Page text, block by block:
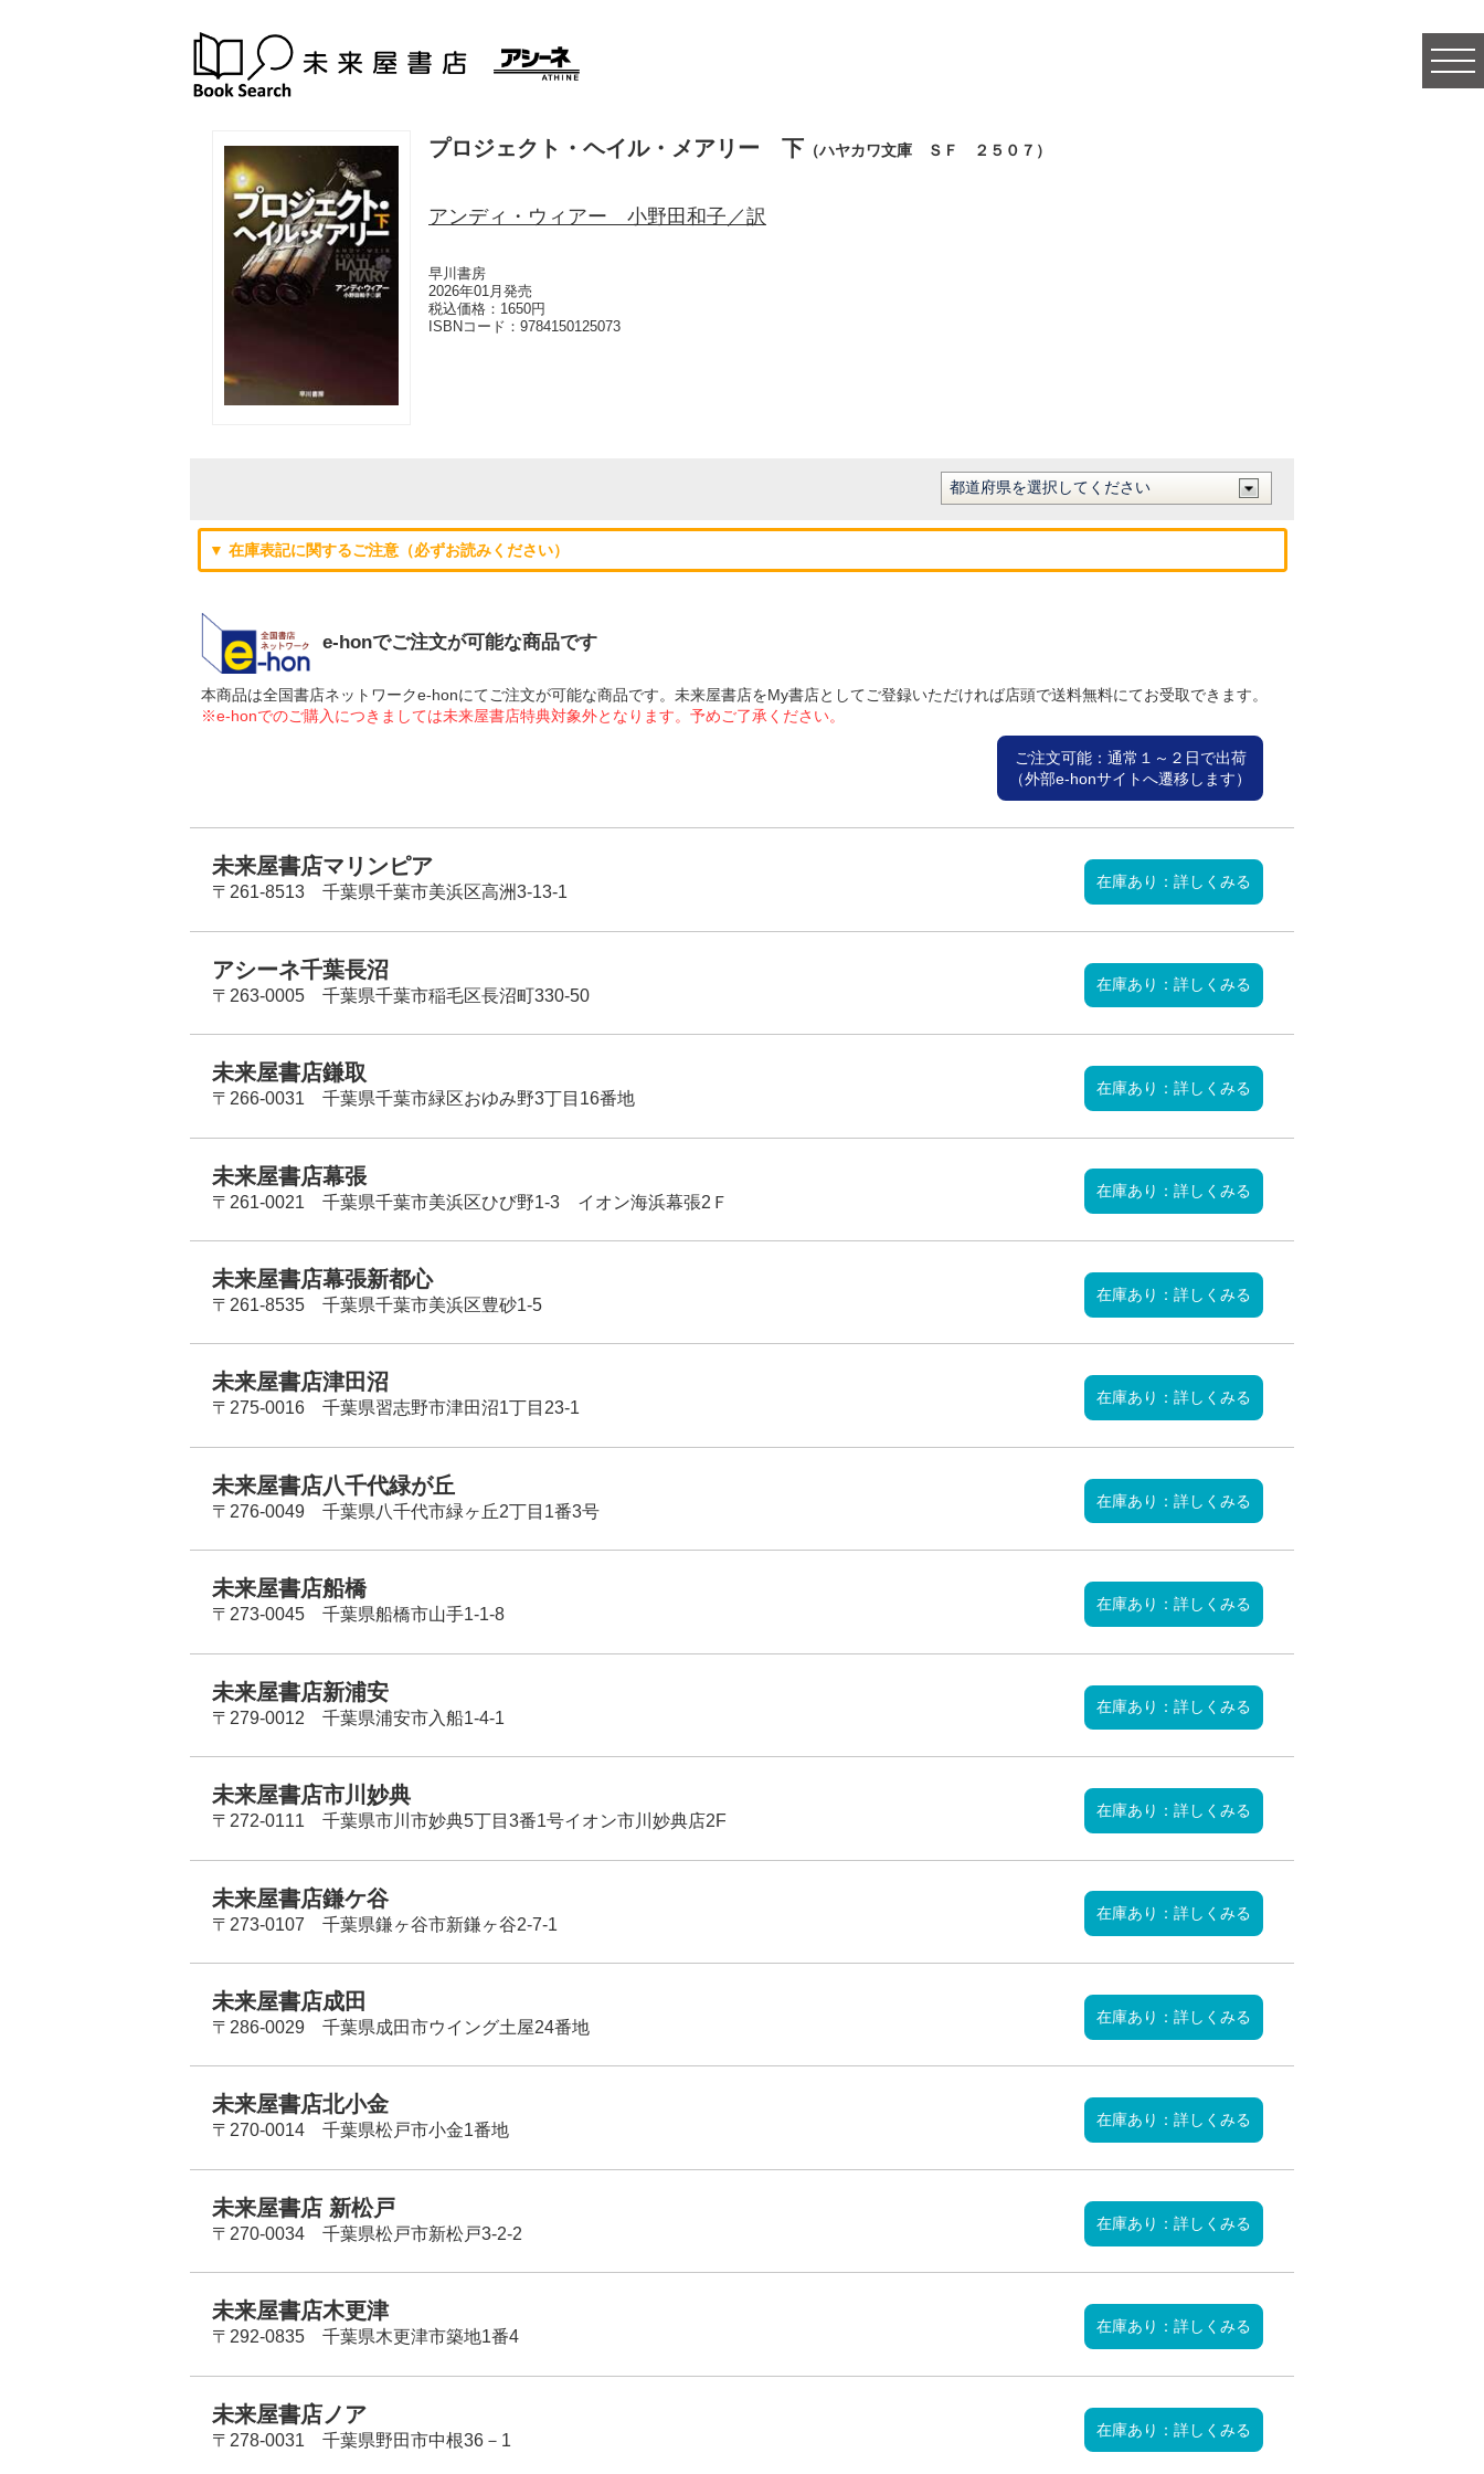
プロジェクト・ヘイル・メアリー 下 （ハヤカワ文庫 ＳＦ ２５０７）
アンディ・ウィアー 小野田和子／訳
早川書房
2026年01月発売
税込価格：1650円
ISBNコード： 9784150125073
▼ 在庫表記に関するご注意（必ずお読みください）
e-honでご注文が可能な商品です
本商品は全国書店ネットワークe-honにてご注文が可能な商品です。未来屋書店をMy書店としてご登録いただければ店頭で送料無料にてお受取できます。
※e-honでのご購入につきましては未来屋書店特典対象外となります。予めご了承ください。
ご注文可能：通常１～２日で出荷
（外部e-honサイトへ遷移します）
未来屋書店マリンピア
〒261-8513 千葉県千葉市美浜区高洲3-13-1
在庫あり：詳しくみる
アシーネ千葉長沼
〒263-0005 千葉県千葉市稲毛区長沼町330-50
在庫あり：詳しくみる
未来屋書店鎌取
〒266-0031 千葉県千葉市緑区おゆみ野3丁目16番地
在庫あり：詳しくみる
未来屋書店幕張
〒261-0021 千葉県千葉市美浜区ひび野1-3 イオン海浜幕張2Ｆ
在庫あり：詳しくみる
未来屋書店幕張新都心
〒261-8535 千葉県千葉市美浜区豊砂1-5
在庫あり：詳しくみる
未来屋書店津田沼
〒275-0016 千葉県習志野市津田沼1丁目23-1
在庫あり：詳しくみる
未来屋書店八千代緑が丘
〒276-0049 千葉県八千代市緑ヶ丘2丁目1番3号
在庫あり：詳しくみる
未来屋書店船橋
〒273-0045 千葉県船橋市山手1-1-8
在庫あり：詳しくみる
未来屋書店新浦安
〒279-0012 千葉県浦安市入船1-4-1
在庫あり：詳しくみる
未来屋書店市川妙典
〒272-0111 千葉県市川市妙典5丁目3番1号イオン市川妙典店2F
在庫あり：詳しくみる
未来屋書店鎌ケ谷
〒273-0107 千葉県鎌ヶ谷市新鎌ヶ谷2-7-1
在庫あり：詳しくみる
未来屋書店成田
〒286-0029 千葉県成田市ウイング土屋24番地
在庫あり：詳しくみる
未来屋書店北小金
〒270-0014 千葉県松戸市小金1番地
在庫あり：詳しくみる
未来屋書店 新松戸
〒270-0034 千葉県松戸市新松戸3-2-2
在庫あり：詳しくみる
未来屋書店木更津
〒292-0835 千葉県木更津市築地1番4
在庫あり：詳しくみる
未来屋書店ノア
〒278-0031 千葉県野田市中根36－1
在庫あり：詳しくみる